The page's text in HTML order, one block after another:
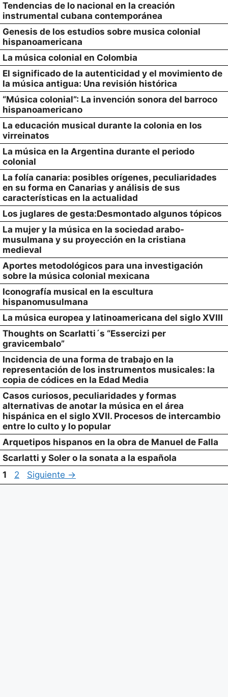
Tendencias de lo nacional en la creación
instrumental cubana contemporánea
Genesis de los estudios sobre musica colonial
hispanoamericana
La música colonial en Colombia
El significado de la autenticidad y el movimiento de
la música antigua: Una revisión histórica
“Música colonial”: La invención sonora del barroco
hispanoamericano
La educación musical durante la colonia en los
virreinatos
La música en la Argentina durante el periodo
colonial
La folía canaria: posibles orígenes, peculiaridades
en su forma en Canarias y análisis de sus
características en la actualidad
Los juglares de gesta:Desmontado algunos tópicos
La mujer y la música en la sociedad arabo-
musulmana y su proyección en la cristiana
medieval
Aportes metodológicos para una investigación
sobre la música colonial mexicana
Iconografía musical en la escultura
hispanomusulmana
La música europea y latinoamericana del siglo XVIII
Thoughts on Scarlatti´s “Essercizi per
gravicembalo”
Incidencia de una forma de trabajo en la
representación de los instrumentos musicales: la
copia de códices en la Edad Media
Casos curiosos, peculiaridades y formas
alternativas de anotar la música en el área
hispánica en el siglo XVII. Procesos de intercambio
entre lo culto y lo popular
Arquetipos hispanos en la obra de Manuel de Falla
Scarlatti y Soler o la sonata a la española
Página
1 Página
2 Siguiente →